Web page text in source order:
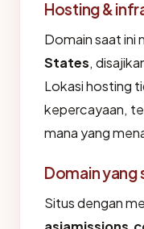
Hosting &
Domain saat ini
States,
Lokasi hosting
kepercayaan,
mana yang
Domain yang
Situs dengan